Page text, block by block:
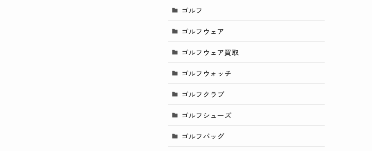
ゴルフ
ゴルフウェア
ゴルフウェア買取
ゴルフウォッチ
ゴルフクラブ
ゴルフシューズ
ゴルフバッグ